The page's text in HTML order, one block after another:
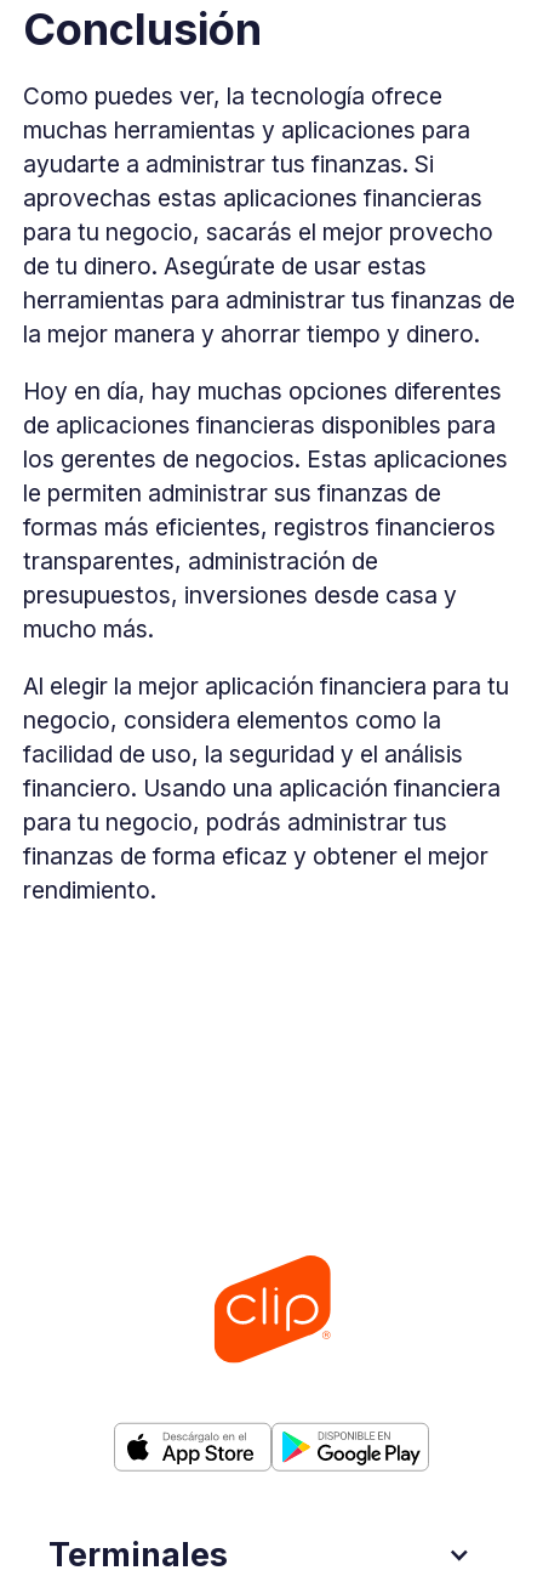
Conclusión
Como puedes ver, la tecnología ofrece
muchas herramientas y aplicaciones para
ayudarte a administrar tus finanzas. Si
aprovechas estas aplicaciones financieras
para tu negocio, sacarás el mejor provecho
de tu dinero. Asegúrate de usar estas
herramientas para administrar tus finanzas de
la mejor manera y ahorrar tiempo y dinero.
Hoy en día, hay muchas opciones diferentes
de aplicaciones financieras disponibles para
los gerentes de negocios. Estas aplicaciones
le permiten administrar sus finanzas de
formas más eficientes, registros financieros
transparentes, administración de
presupuestos, inversiones desde casa y
mucho más.
Al elegir la mejor aplicación financiera para tu
negocio, considera elementos como la
facilidad de uso, la seguridad y el análisis
financiero. Usando una aplicación financiera
para tu negocio, podrás administrar tus
finanzas de forma eficaz y obtener el mejor
rendimiento.
Terminales